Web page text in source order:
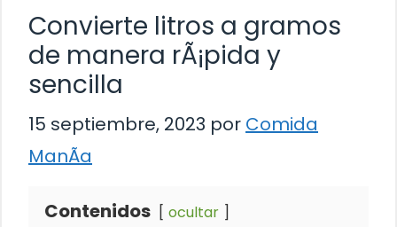
Convierte litros a gramos
de manera rÃ¡pida y
sencilla
15 septiembre, 2023 por Comida
ManÃ­a
Contenidos ocultar